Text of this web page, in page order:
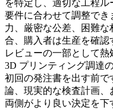
を特定し、適切な工程
要件に合わせて調整で
力、厳密な公差、困難
合、購入者は生産を確
レビューの一部として熱
3D プリンティング調達
初回の発注書を出す前で
論、現実的な検査計画、
両側がより良い決定を